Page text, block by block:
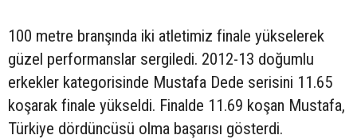
100 metre branşında iki atletimiz finale yükselerek
güzel performanslar sergiledi. 2012-13 doğumlu
erkekler kategorisinde Mustafa Dede serisini 11.65
koşarak finale yükseldi. Finalde 11.69 koşan Mustafa,
Türkiye dördüncüsü olma başarısı gösterdi.